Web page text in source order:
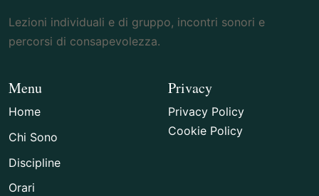
Lezioni individuali e di gruppo, incontri sonori e
percorsi di consapevolezza.
Menu
Home
Chi Sono
Discipline
Orari
Privacy
Privacy Policy
Cookie Policy